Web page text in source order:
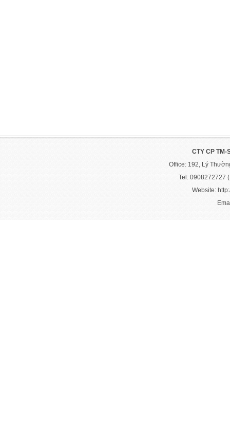
CTY CP TM-
Office: 192, Lý
Tel: 0908272727
Website: